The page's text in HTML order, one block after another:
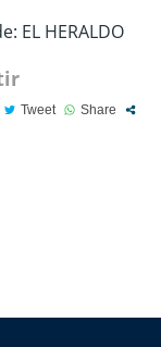
EL HERALDO